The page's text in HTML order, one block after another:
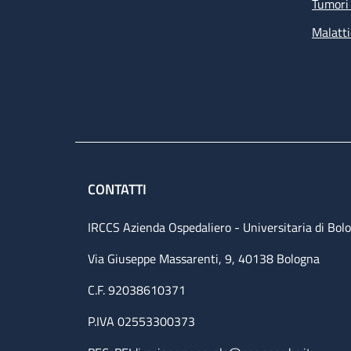
CONTATTI
IRCCS Azienda Ospedaliero - Universitaria di
Via Giuseppe Massarenti, 9, 40138 Bologna
C.F. 92038610371
P.IVA 02553300373